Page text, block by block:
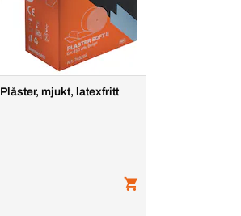
Plåster, mjukt, latexfritt